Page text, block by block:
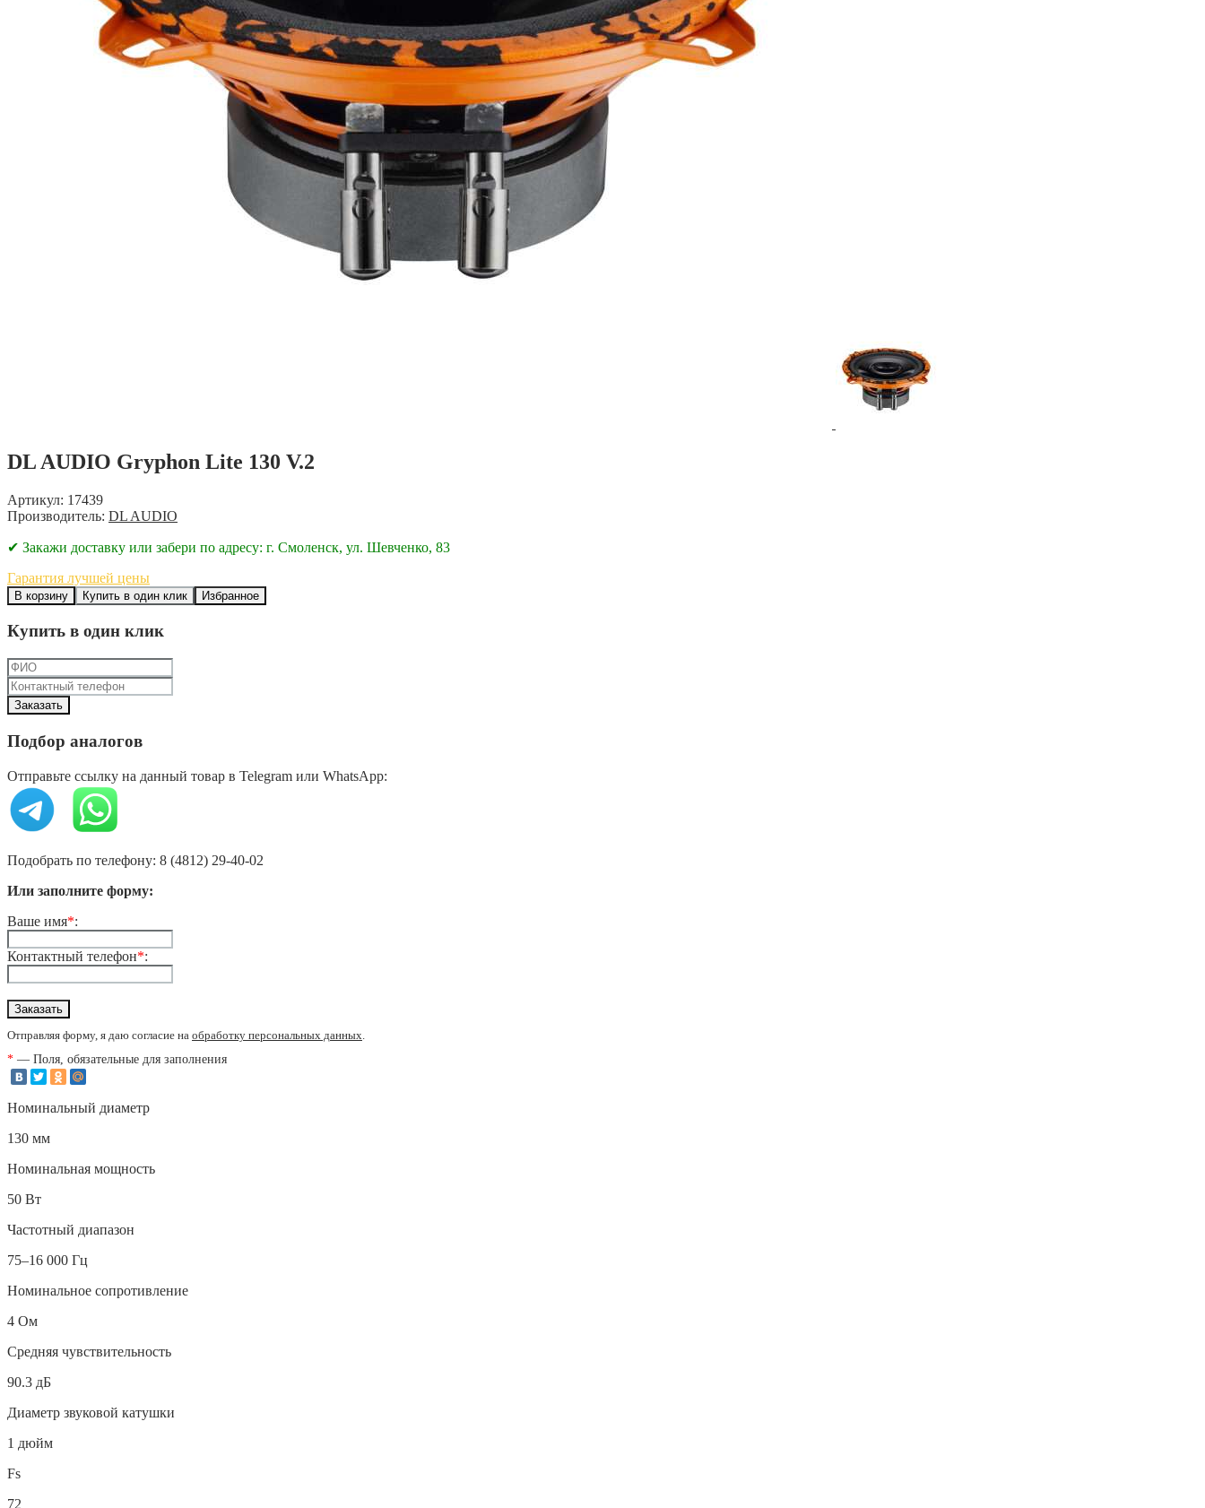
DL AUDIO Gryphon Lite 130 V.2
Артикул: 17439
Производитель: DL AUDIO
✔ Закажи доставку или забери по адресу: г. Смоленск, ул. Шевченко, 83
Гарантия лучшей цены
В корзину Купить в один клик Избранное
Купить в один клик
Подбор аналогов
Отправьте ссылку на данный товар в Telegram или WhatsApp:
Подобрать по телефону: 8 (4812) 29-40-02
Или заполните форму:
Ваше имя*:
Контактный телефон*:
Отправляя форму, я даю согласие на обработку персональных данных.
* — Поля, обязательные для заполнения
Номинальный диаметр
130 мм
Номинальная мощность
50 Вт
Частотный диапазон
75–16 000 Гц
Номинальное сопротивление
4 Ом
Средняя чувствительность
90.3 дБ
Диаметр звуковой катушки
1 дюйм
Fs
72